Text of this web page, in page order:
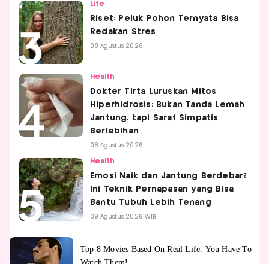
Life
Riset: Peluk Pohon Ternyata Bisa
Redakan Stres
08 Agustus 2026
Health
Dokter Tirta Luruskan Mitos
Hiperhidrosis: Bukan Tanda Lemah
Jantung, tapi Saraf Simpatis
Berlebihan
08 Agustus 2026
Health
Emosi Naik dan Jantung Berdebar?
Ini Teknik Pernapasan yang Bisa
Bantu Tubuh Lebih Tenang
09 Agustus 2026 WIB